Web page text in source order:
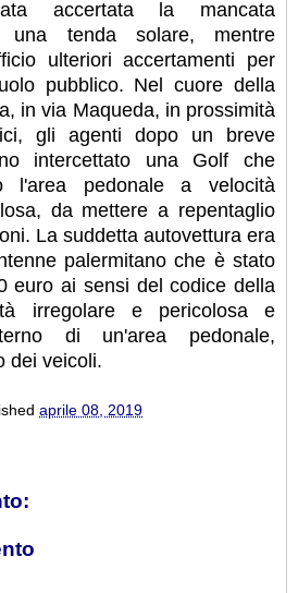
accertata la mancata
una tenda solare, mentre
ulteriori accertamenti per
pubblico. Nel cuore della
in via Maqueda, in prossimità
gli agenti dopo un breve
intercettato una Golf che
l'area pedonale a velocità
da mettere a repentaglio
La suddetta autovettura era
palermitano che è stato
euro ai sensi del codice della
irregolare e pericolosa e
di un'area pedonale,
dei veicoli.
aprile 08, 2019